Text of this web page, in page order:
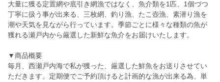
大量に獲る定置網や底引き網漁ではなく、魚介類を1匹、1個づつ
丁寧に扱う事が出来る、三枚網、釣り漁、たこ壺漁、素潜り漁を
潮や天気を見ながら行っています。季節ごとに様々な種類の魚が
獲れる瀬戸内から厳選した新鮮な魚介をお届けいたします。
▼商品概要
毎月、西瀬戸内海で私が獲った、厳選した鮮魚をお送りさせてい
ただきます。定期便でご予約頂けると計画的な漁が出来る為、単